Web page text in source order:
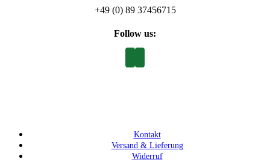
+49 (0) 89 37456715
Follow us:
Kontakt
Versand & Lieferung
Widerruf